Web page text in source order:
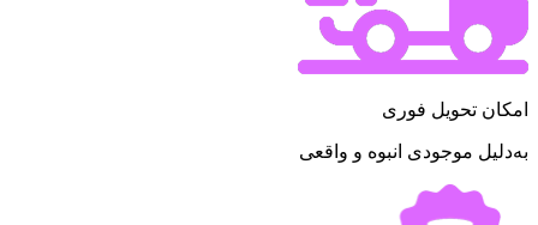
امکان تحویل فوری
به‌دلیل موجودی انبوه و واقعی